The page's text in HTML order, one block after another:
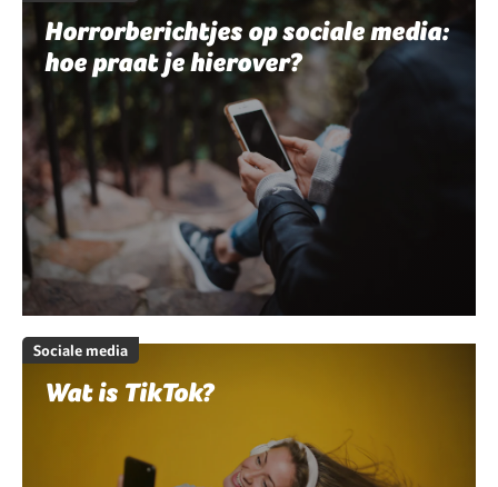
Horrorberichtjes op sociale media:
hoe praat je hierover?
Sociale media
Wat is TikTok?